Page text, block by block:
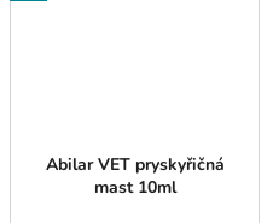
Abilar VET pryskyřičná
mast 10ml